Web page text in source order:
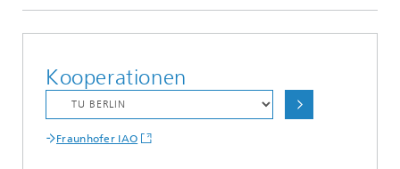
Kooperationen
Fraunhofer IAO